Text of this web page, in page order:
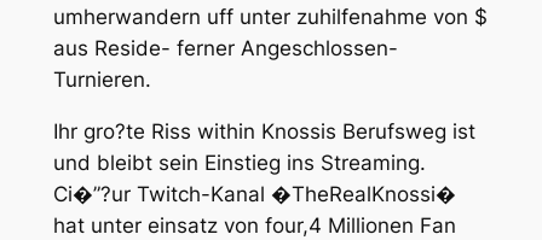
umherwandern uff unter zuhilfenahme von $
aus Reside- ferner Angeschlossen-
Turnieren.
Ihr gro?te Riss within Knossis Berufsweg ist
und bleibt sein Einstieg ins Streaming.
Ci�”?ur Twitch-Kanal �TheRealKnossi�
hat unter einsatz von four,4 Millionen Fan